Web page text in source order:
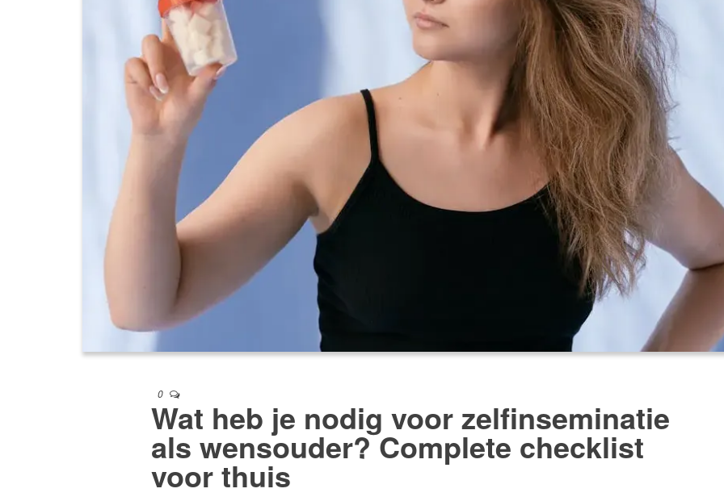
0
Wat heb je nodig voor zelfinseminatie
als wensouder? Complete checklist
voor thuis